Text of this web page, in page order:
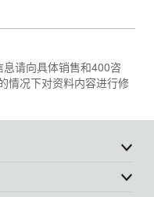
请向具体销售和400咨
情况下对资料内容进行修